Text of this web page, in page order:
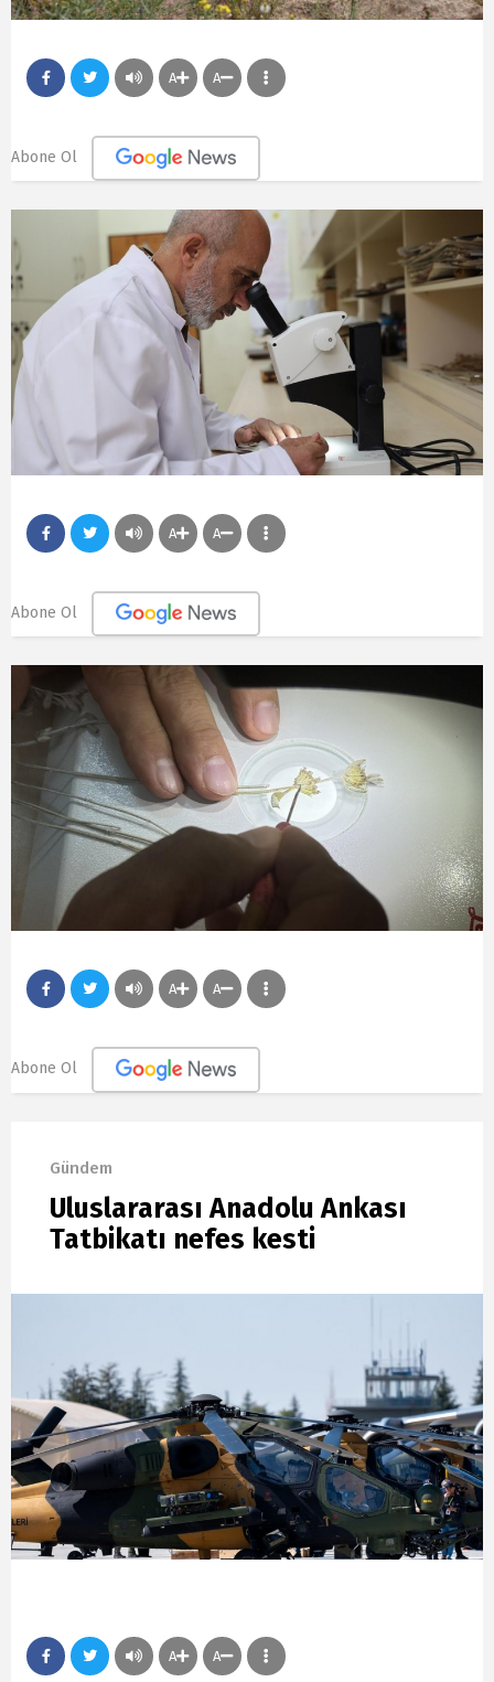
A A
Abone Ol
A A
Abone Ol
A A
Abone Ol
Gündem
Uluslararası Anadolu Ankası
Tatbikatı nefes kesti
A A